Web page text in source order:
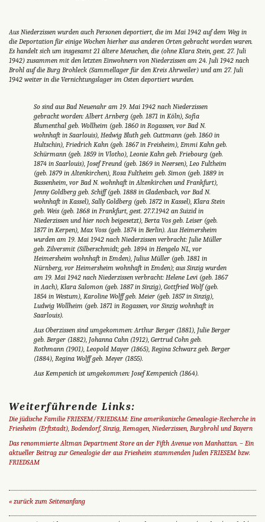
Aus Niederzissen wurden auch Personen deportiert, die im Mai 1942 auf dem Weg in
die Deportation für einige Wochen hierher aus anderen Orten gebracht worden waren.
Es handelt sich um insgesamt 21 ältere Menschen, die (ohne Klara Stein, gest. 27. Juli
1942) zusammen mit den letzten Einwohnern von Niederzissen am 24. Juli 1942 nach
Brohl auf die Burg Brohleck (Sammellager für den Kreis Ahrweiler) und am 27. Juli
1942 weiter in die Vernichtungslager im Osten deportiert wurden.
So sind aus Bad Neuenahr am 19. Mai 1942 nach Niederzissen
gebracht worden: Albert Arnberg (geb. 1871 in Köln), Sofia
Blumenthal geb. Wollheim (geb. 1860 in Rogassen, vor Bad N.
wohnhaft in Saarlouis), Hedwig Bluth geb. Guttmann (geb. 1860 in
Hultschin), Friedrich Kahn (geb. 1867 in Freisheim), Emmi Kahn geb.
Schürmann (geb. 1859 in Vlotho), Leonie Kahn geb. Friebourg (geb.
1874 in Saarlouis), Josef Freund (geb. 1869 in Neersen), Leo Fultheim
(geb. 1879 in Altenkirchen), Rosa Fultheim geb. Simon (geb. 1889 in
Bassenheim, vor Bad N. wohnhaft in Altenkirchen und Frankfurt),
Jenny Goldberg geb. Schiff (geb. 1888 in Gladenbach, vor Bad N.
wohnhaft in Kassel), Sally Goldberg (geb. 1872 in Kassel), Klara Stein
geb. Weis (geb. 1868 in Frankfurt, gest. 27.7.1942 an Suizid in
Niederzissen und hier noch beigesetzt), Berta Vos geb. Leiser (geb.
1877 in Kerpen), Max Voss (geb. 1874 in Berlin). Aus Heimersheim
wurden am 19. Mai 1942 nach Niederzissen verbracht: Julie Müller
geb. Zilversmit (Silberschmidt; geb. 1894 in Hengelo NL, vor
Heimersheim wohnhaft in Emden), Julius Müller (geb. 1881 in
Nürnberg, vor Heimersheim wohnhaft in Emden); aus Sinzig wurden
am 19. Mai 1942 nach Niederzissen verbracht: Helene Levi (geb. 1867
in Aach), Klara Salomon (geb. 1887 in Sinzig), Gottfried Wolf (geb.
1854 in Westum), Karoline Wolff geb. Meier (geb. 1857 in Sinzig),
Ludwig Wollheim (geb. 1871 in Rogassen, vor Sinzig wohnhaft in
Saarlouis).
Aus Oberzissen sind umgekommen: Arthur Berger (1881), Julie Berger
geb. Berger (1882), Johanna Cahn (1912), Gertrud Cohn geb.
Rothmann (1901), Leopold Mayer (1865), Regina Schwarz geb. Berger
(1884), Regina Wolff geb. Meyer (1855).
Aus Kempenich ist umgekommen: Josef Kempenich (1864).
Weiterführende Links:
Die jüdische Familie FRIESEM/FRIEDSAM: Eine amerikanische Genealogie-Recherche in
Friesheim (Erftstadt), Bodendorf, Sinzig, Remagen, Niederzissen, Burgbrohl und Bayern
Das renommierte Altman Department Store an der Fifth Avenue von Manhattan. – Ein
aktueller Beitrag zur Genealogie der aus Friesheim stammenden Juden FRIESEM bzw.
FRIEDSAM
« zurück zum Seitenanfang